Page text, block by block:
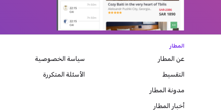
المطار
عن المطار
التقسيط
مدونة المطار
أخبار المطار
سياسة الخصوصية
الأسئلة المتكررة